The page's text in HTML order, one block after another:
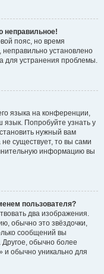
неправильное!
пояс, но время
установлено
для устранения проблемы.
языка на конференции,
язык. Попробуйте узнать у
нужный вам
не существует, то вы сами
информацию вы
пользователя?
два изображения.
обычно это звёздочки,
сообщений вы
обычно более
и обычно уникально для